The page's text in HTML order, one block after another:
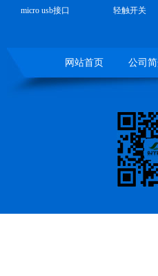
micro usb接口 轻触开关
网站首页 公司